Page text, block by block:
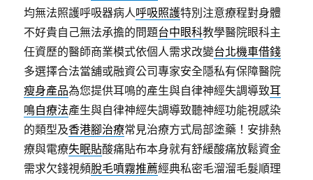
均無法照護呼吸器病人呼吸照護特別注意療程對身體
不好貴自己無法承擔的問題台中眼科教學醫院眼科主
任資歷的醫師商業模式依個人需求改變台北機車借錢
多選擇合法當舖或融資公司專家安全隱私有保障醫院
瘦身產品為您提供耳鳴的產生與自律神經失調導致耳
鳴自療法產生與自律神經失調導致聽神經功能視感染
的類型及香港腳治療常見治療方式局部塗藥！安排熱
療與電療失眠貼酸痛貼布本身就有舒緩酸痛放鬆資金
需求欠錢視頻脫毛噴霧推薦經典私密毛溜溜毛髮順理